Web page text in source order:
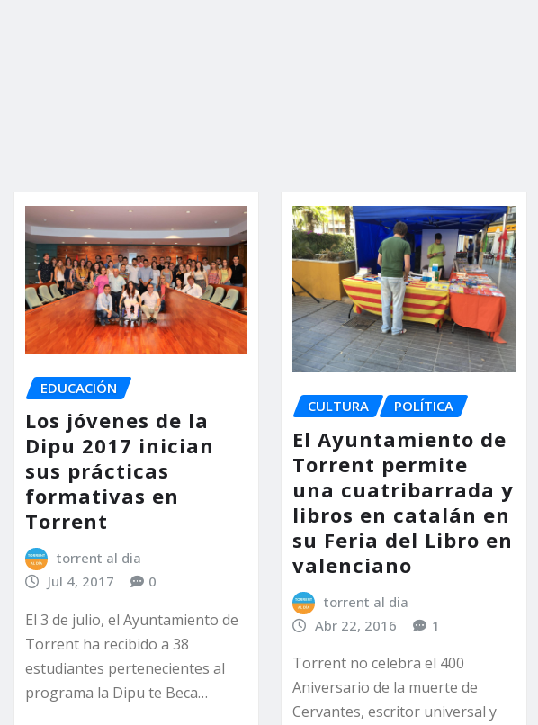
EDUCACIÓN
Los jóvenes de la
Dipu 2017 inician
sus prácticas
formativas en
Torrent
torrent al dia
Jul 4, 2017
0
El 3 de julio, el Ayuntamiento de
Torrent ha recibido a 38
estudiantes pertenecientes al
programa la Dipu te Beca…
CULTURA POLÍTICA
El Ayuntamiento de
Torrent permite
una cuatribarrada y
libros en catalán en
su Feria del Libro en
valenciano
torrent al dia
Abr 22, 2016
1
Torrent no celebra el 400
Aniversario de la muerte de
Cervantes, escritor universal y